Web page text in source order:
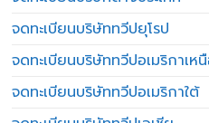
จดทะเบียนบริษัททวีปยุโรป
จดทะเบียนบริษัททวีปอเมริกาเห
จดทะเบียนบริษัททวีปอเมริกาใต้